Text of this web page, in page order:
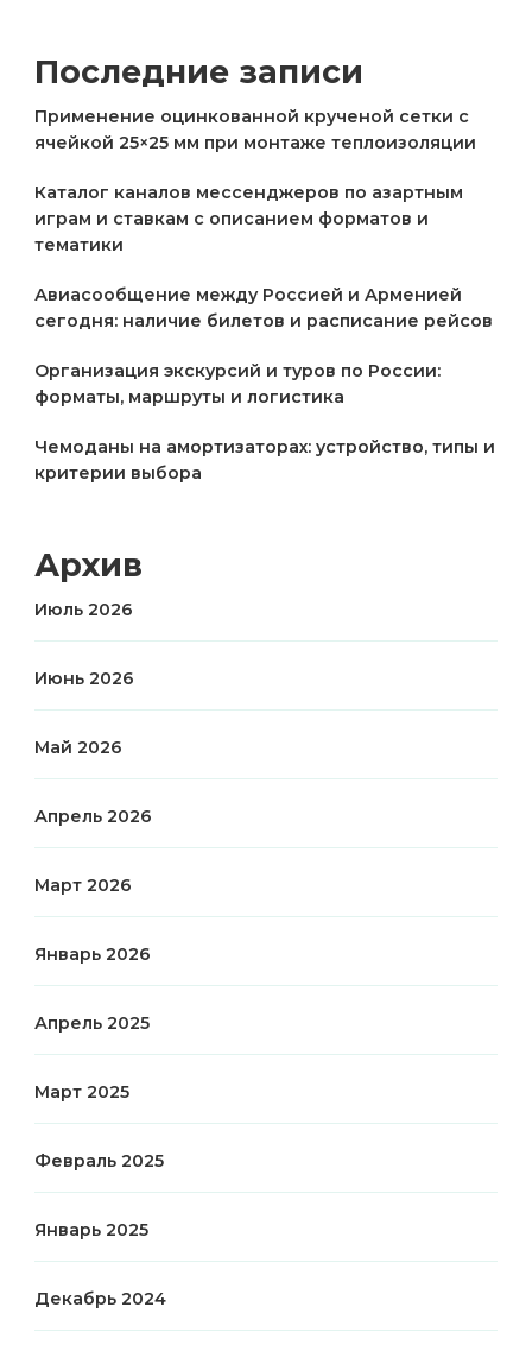
Последние записи
Применение оцинкованной крученой сетки с
ячейкой 25×25 мм при монтаже теплоизоляции
Каталог каналов мессенджеров по азартным
играм и ставкам с описанием форматов и
тематики
Авиасообщение между Россией и Арменией
сегодня: наличие билетов и расписание рейсов
Организация экскурсий и туров по России:
форматы, маршруты и логистика
Чемоданы на амортизаторах: устройство, типы и
критерии выбора
Архив
Июль 2026
Июнь 2026
Май 2026
Апрель 2026
Март 2026
Январь 2026
Апрель 2025
Март 2025
Февраль 2025
Январь 2025
Декабрь 2024